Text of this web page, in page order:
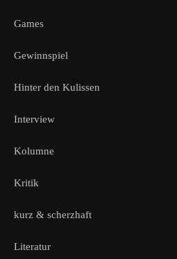
Games
Gewinnspiel
Hinter den Kulissen
Interview
Kolumne
Kritik
kurz & scherzhaft
Literatur